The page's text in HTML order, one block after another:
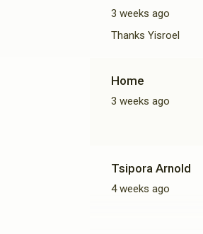
3 weeks ago
Thanks Yisroel
Home
3 weeks ago
Tsipora Arnold
4 weeks ago